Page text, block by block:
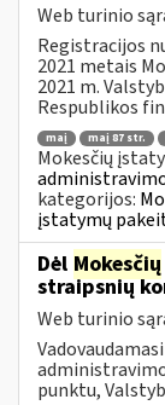
Web turinio
Registracijos
2021 metais
2021 m.
Respublikos
maį maį 87 str.
Mokesčių
kategorijos:
įstatymų
Dėl Mokesčių
straipsnių
Web turinio
punktu,